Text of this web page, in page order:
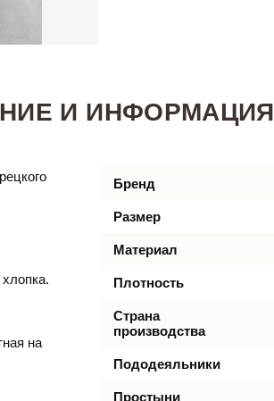
И ИНФОРМАЦИЯ
на
Бренд
Размер
Материал
Плотность
Страна
производства
Пододеяльники
Простыни